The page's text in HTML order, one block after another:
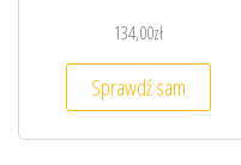
134,00zł
Sprawdź sam